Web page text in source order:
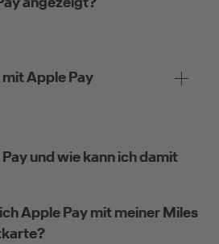
Apple Pay
und wie kann ich damit
Apple Pay mit meiner Miles